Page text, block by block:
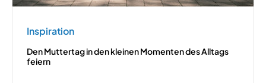
Inspiration
Den Muttertag in den kleinen Momenten des Alltags
feiern